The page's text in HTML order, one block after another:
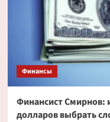
пресс-
с
Финансы
Финансист Смирнов:
долларов выбрать